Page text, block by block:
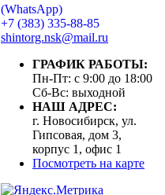
(WhatsApp)
+7 (383) 335-88-85
shintorg.nsk@mail.ru
ГРАФИК РАБОТЫ:
Пн-Пт: с 9:00 до 18:00
Сб-Вс: выходной
НАШ АДРЕС:
г. Новосибирск, ул.
Гипсовая, дом 3,
корпус 1, офис 1
Посмотреть на карте